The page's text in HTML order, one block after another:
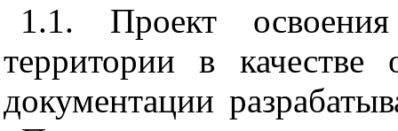
1.1. Проект
территории в качестве
документации